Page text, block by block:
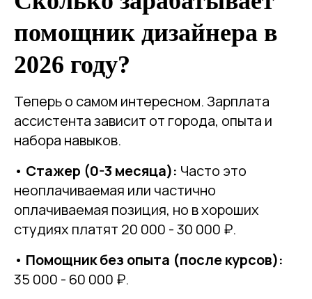
помощник дизайнера в
2026 году?
Теперь о самом интересном. Зарплата
ассистента зависит от города, опыта и
набора навыков.
• Стажер (0-3 месяца): Часто это
неоплачиваемая или частично
оплачиваемая позиция, но в хороших
студиях платят 20 000 - 30 000 ₽.
• Помощник без опыта (после курсов):
35 000 - 60 000 ₽.